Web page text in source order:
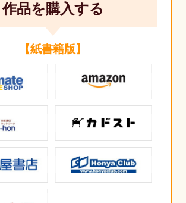
作品を購入する
【紙書籍版】